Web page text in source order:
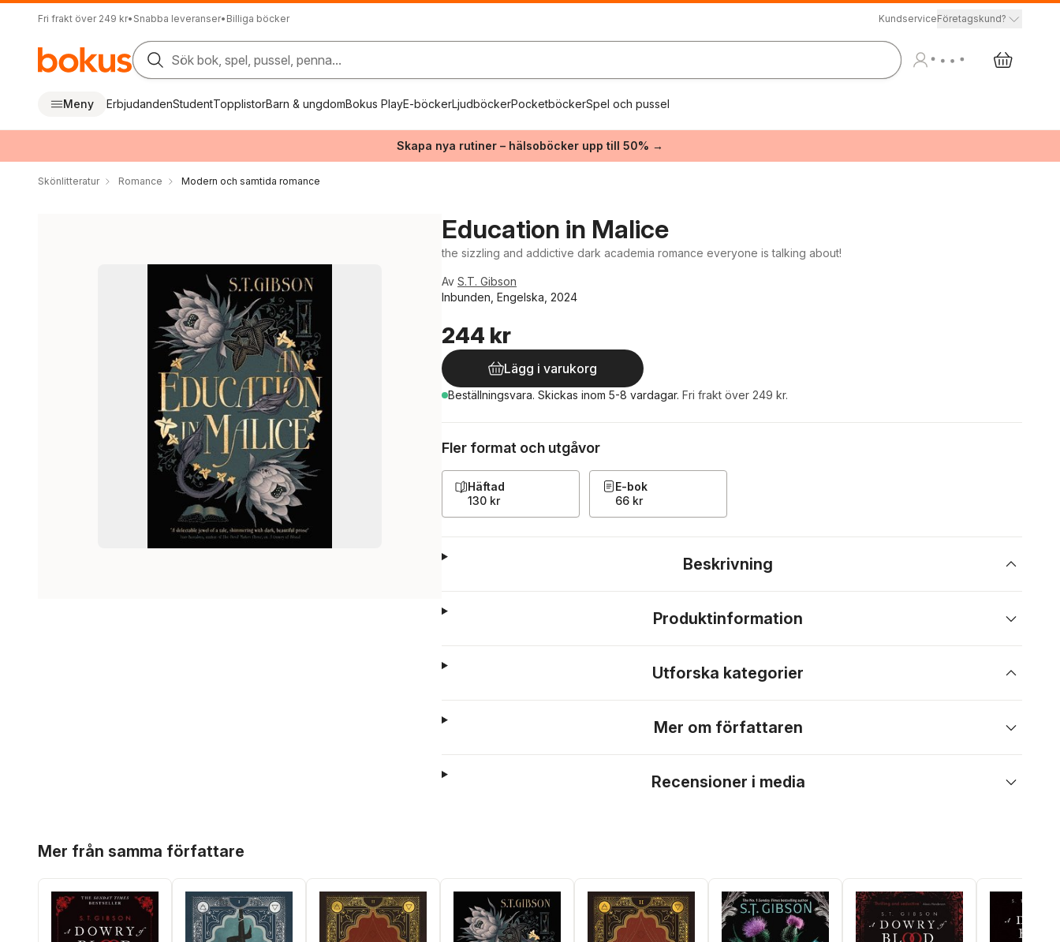
Fri frakt över 249 kr• Snabba leveranser• Billiga böcker KundserviceFöretagskund?
Sök bok, spel, pussel, penna...
Meny ErbjudandenStudentTopplistorBarn & ungdomBokus PlayE-böckerLjudböckerPocketböckerSpel och pussel
Skapa nya rutiner – hälsoböcker upp till 50% →
Skönlitteratur Romance Modern och samtida romance
Education in Malice
the sizzling and addictive dark academia romance everyone is talking about!
Av S.T. Gibson
Inbunden, Engelska, 2024
244 kr
Lägg i varukorg
Beställningsvara. Skickas inom 5-8 vardagar. Fri frakt över 249 kr.
Fler format och utgåvor
Häftad
130 kr
E-bok
66 kr
Beskrivning
Produktinformation
Utforska kategorier
Mer om författaren
Recensioner i media
Mer från samma författare